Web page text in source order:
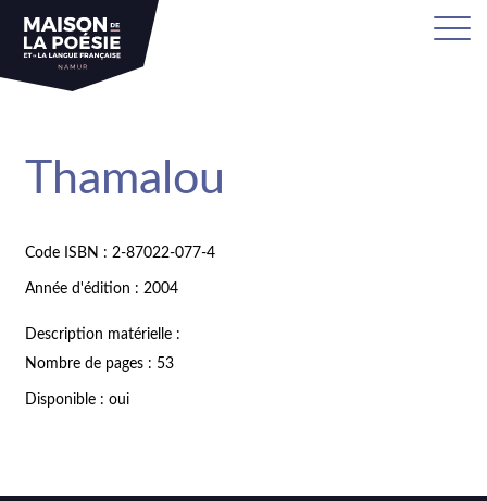
Thamalou
Code ISBN : 2-87022-077-4
Année d'édition : 2004
Description matérielle :
Nombre de pages : 53
Disponible : oui